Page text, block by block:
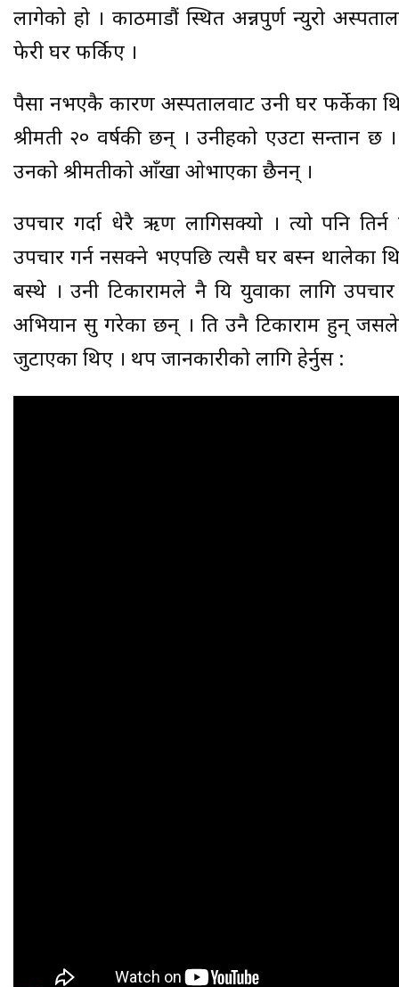
लागेको हो । काठमाडौं स्थित अन्नपुर्ण न्युरो
फेरी घर फर्किए ।
पैसा नभएकै कारण अस्पतालवाट उनी घर फर्केका
श्रीमती २० वर्षकी छन् । उनीहरुको एउटा सन्तान छ
उनको श्रीमतीको आँखा ओभाएका छैनन् ।
उपचार गर्दा धेरै ऋण लागिसक्यो । त्यो पनि
उपचार गर्न नसक्ने भएपछि त्यसै घर बस्न थालेका
बस्थे । उनी टिकारामले नै यि युवाका लागि
अभियान सुरु गरेका छन् । ति उनै टिकाराम हुन्
जुटाएका थिए । थप जानकारीको लागि हेर्नुस :